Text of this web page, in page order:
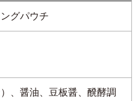
グパウチ
、醤油、豆板醤、醗酵調